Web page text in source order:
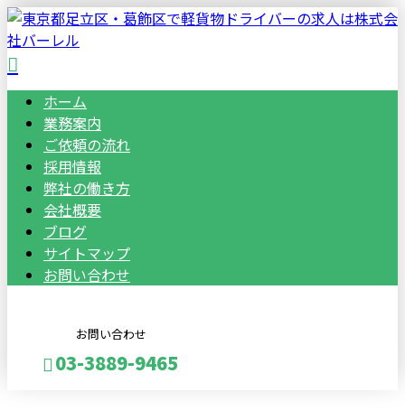
ホーム
業務案内
ご依頼の流れ
採用情報
弊社の働き方
会社概要
ブログ
サイトマップ
お問い合わせ
お問い合わせ
03-3889-9465